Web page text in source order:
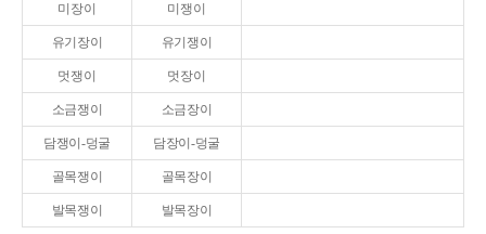
미장이 미쟁이
유기장이 유기쟁이
멋쟁이 멋장이
소금쟁이 소금장이
담쟁이-덩굴 담장이-덩굴
골목쟁이 골목장이
발목쟁이 발목장이